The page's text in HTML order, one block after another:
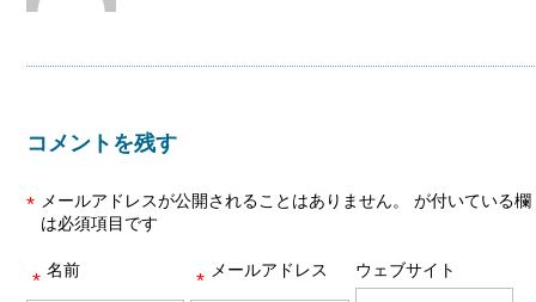
コメントを残す
メールアドレスが公開されることはありません。
*
が付いている欄
は必須項目です
名前
* メールアドレス
* ウェブサイト